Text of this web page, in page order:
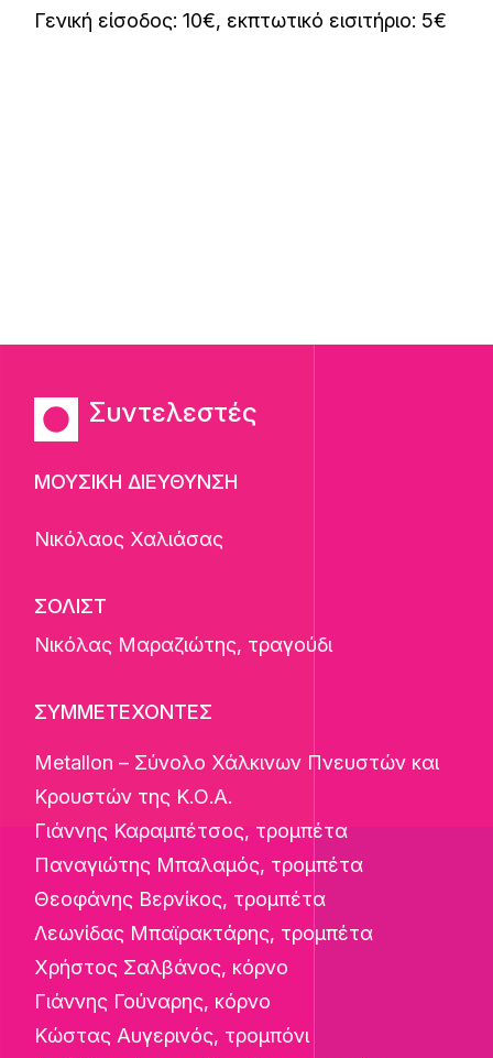
Γενική είσοδος: 10€, εκπτωτικό εισιτήριο: 5€
Συντελεστές
ΜΟΥΣΙΚΗ ΔΙΕΥΘΥΝΣΗ
Νικόλαος Χαλιάσας
ΣΟΛΙΣΤ
Νικόλας Μαραζιώτης, τραγούδι
ΣΥΜΜΕΤΕΧΟΝΤΕΣ
Metallon – Σύνολο Χάλκινων Πνευστών και
Κρουστών της Κ.Ο.Α.
Γιάννης Καραμπέτσος, τρομπέτα
Παναγιώτης Μπαλαμός, τρομπέτα
Θεοφάνης Βερνίκος, τρομπέτα
Λεωνίδας Μπαϊρακτάρης, τρομπέτα
Χρήστος Σαλβάνος, κόρνο
Γιάννης Γούναρης, κόρνο
Κώστας Αυγερινός, τρομπόνι